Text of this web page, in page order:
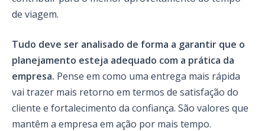
de viagem.
Tudo deve ser analisado de forma a garantir que o
planejamento esteja adequado com a prática da
empresa. Pense em como uma entrega mais rápida
vai trazer mais retorno em termos de satisfação do
cliente e fortalecimento da confiança. São valores que
mantêm a empresa em ação por mais tempo.